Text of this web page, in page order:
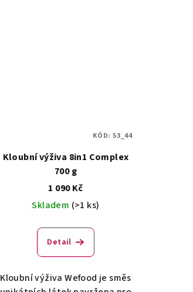
Kloubní výživa 8in1 Complex
700 g
1 090 Kč
Skladem (>1 ks)
Detail
Kloubní výživa Wefood je směs
KÓD: 53_44